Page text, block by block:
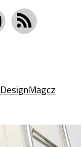
DesignMagcz